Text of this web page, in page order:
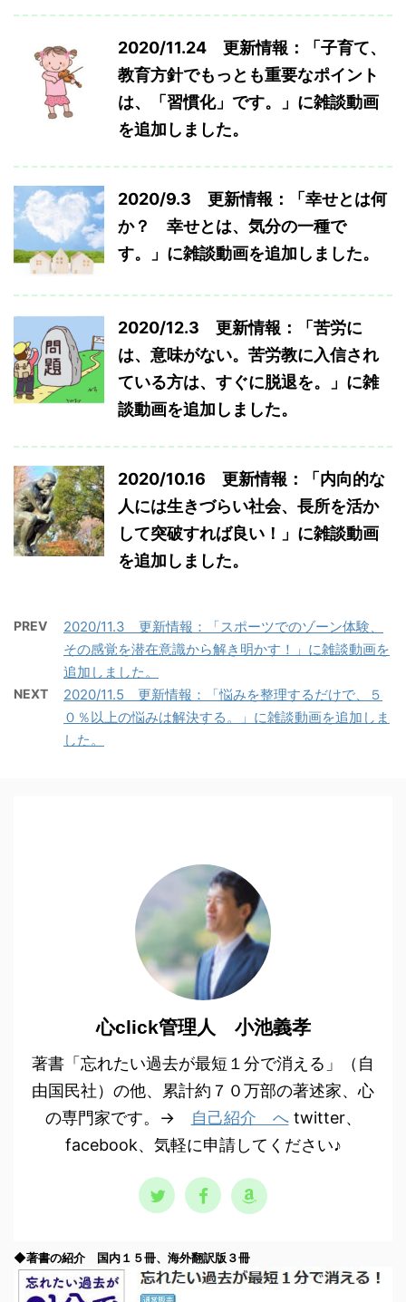
2020/11.24 更新情報：「子育て、
教育方針でもっとも重要なポイント
は、「習慣化」です。」に雑談動画
を追加しました。
2020/9.3 更新情報：「幸せとは何
か？ 幸せとは、気分の一種で
す。」に雑談動画を追加しました。
2020/12.3 更新情報：「苦労に
は、意味がない。苦労教に入信され
ている方は、すぐに脱退を。」に雑
談動画を追加しました。
2020/10.16 更新情報：「内向的な
人には生きづらい社会、長所を活か
して突破すれば良い！」に雑談動画
を追加しました。
PREV
2020/11.3 更新情報：「スポーツでのゾーン体験、
その感覚を潜在意識から解き明かす！」に雑談動画を
追加しました。
NEXT
2020/11.5 更新情報：「悩みを整理するだけで、５
０％以上の悩みは解決する。」に雑談動画を追加しま
した。
心click管理人 小池義孝
著書「忘れたい過去が最短１分で消える」（自
由国民社）の他、累計約７０万部の著述家、心
の専門家です。→
自己紹介 へtwitter、
facebook、気軽に申請してください♪
◆著書の紹介 国内１５冊、海外翻訳版３冊